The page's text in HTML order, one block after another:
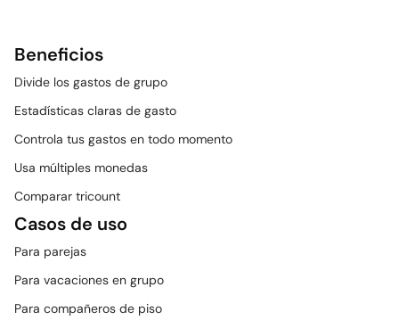
Beneficios
Divide los gastos de grupo
Estadísticas claras de gasto
Controla tus gastos en todo momento
Usa múltiples monedas
Comparar tricount
Casos de uso
Para parejas
Para vacaciones en grupo
Para compañeros de piso